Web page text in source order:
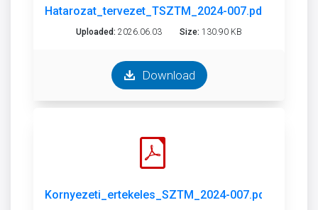
Hatarozat_tervezet_TSZTM_2024-007.pdf
Uploaded: 2026.06.03 Size: 130.90 KB
Download
Kornyezeti_ertekeles_SZTM_2024-007.pdf